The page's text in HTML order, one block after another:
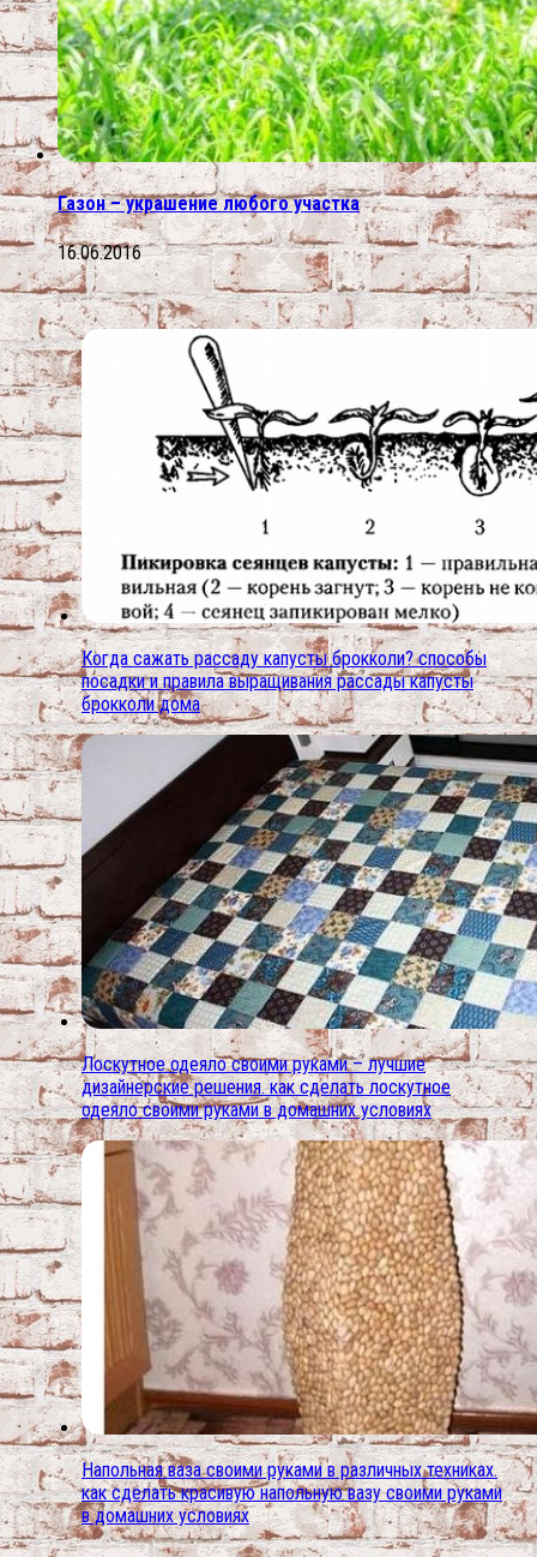
Газон – украшение любого участка
16.06.2016
Когда сажать рассаду капусты брокколи? способы
посадки и правила выращивания рассады капусты
брокколи дома
Лоскутное одеяло своими руками – лучшие
дизайнерские решения. как сделать лоскутное
одеяло своими руками в домашних условиях
Напольная ваза своими руками в различных техниках.
как сделать красивую напольную вазу своими руками
в домашних условиях